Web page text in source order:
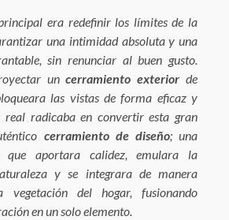
era redefinir los límites de la
una intimidad absoluta y una
sin renunciar al buen gusto.
uncerramiento exterior de
las vistas de forma eficaz y
real radicaba en convertir esta gran
cerramiento de diseño; una
que aportara calidez, emulara la
y se integrara de manera
del hogar, fusionando
en un solo elemento.